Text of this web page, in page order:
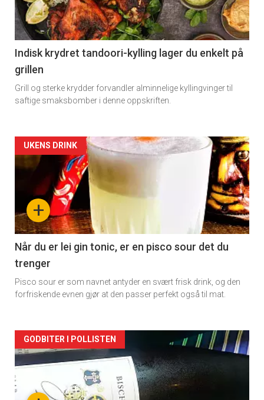
Indisk krydret tandoori-kylling lager du enkelt på
grillen
Grill og sterke krydder forvandler alminnelige kyllingvinger til
saftige smaksbomber i denne oppskriften.
Forsiden
akkurat
nå
-
2
+
UKENS DRINK
Når du er lei gin tonic, er en pisco sour det du
trenger
Pisco sour er som navnet antyder en svært frisk drink, og den
forfriskende evnen gjør at den passer perfekt også til mat.
Forsiden
akkurat
nå
GODBITER I POLLISTEN